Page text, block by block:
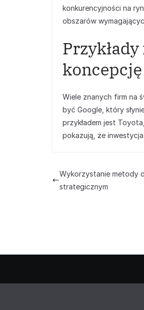
konkurencyjności na
obszarów
Wiele znanych firm na
być Google, który
przykładem jest
pokazują, że
Wykorzystanie metody
strategicznym